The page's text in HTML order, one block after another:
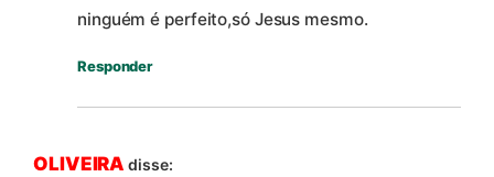
ninguém é perfeito,só Jesus mesmo.
Responder
OLIVEIRA disse: